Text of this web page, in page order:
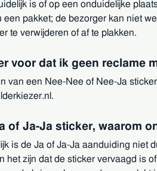
is of op een onduidelijke
een pakket; de bezorger kan niet
te verwijderen of af te plakken.
voor dat ik geen reclame
van een Nee-Nee of Nee-Ja
of Ja-Ja sticker, waarom
is de Ja of Ja-Ja aanduiding niet
het zijn dat de sticker vervaagd is